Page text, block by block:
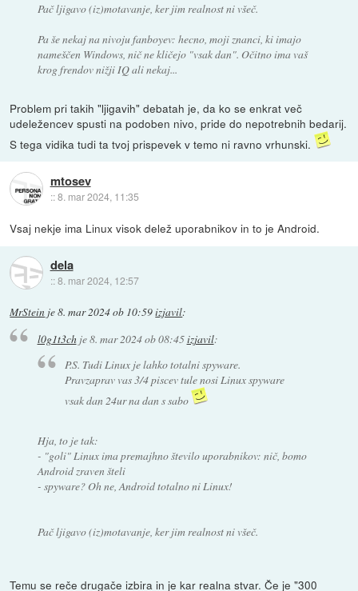
Pač ljigavo (iz)motavanje, ker jim realnost ni všeč.
Pa še nekaj na nivoju fanboyev: hecno, moji znanci, ki imajo
nameščen Windows, nič ne kličejo "vsak dan". Očitno ima vaš
krog frendov nižji IQ ali nekaj...
Problem pri takih "ljigavih" debatah je, da ko se enkrat več
udeležencev spusti na podoben nivo, pride do nepotrebnih bedarij.
S tega vidika tudi ta tvoj prispevek v temo ni ravno vrhunski.
mtosev
::8. mar 2024, 11:35
Vsaj nekje ima Linux visok delež uporabnikov in to je Android.
dela
::8. mar 2024, 12:57
MrStein je8. mar 2024 ob 10:59izjavil:
l0g1t3chje8. mar 2024 ob 08:45izjavil:
P.S. Tudi Linux je lahko totalni spyware.
Pravzaprav vas 3/4 piscev tule nosi Linux spyware
vsak dan 24ur na dan s sabo
Hja, to je tak:
- "goli" Linux ima premajhno število uporabnikov: nič, bomo
Android zraven šteli
- spyware? Oh ne, Android totalno ni Linux!
Pač ljigavo (iz)motavanje, ker jim realnost ni všeč.
Temu se reče drugače izbira in je kar realna stvar. Če je "300